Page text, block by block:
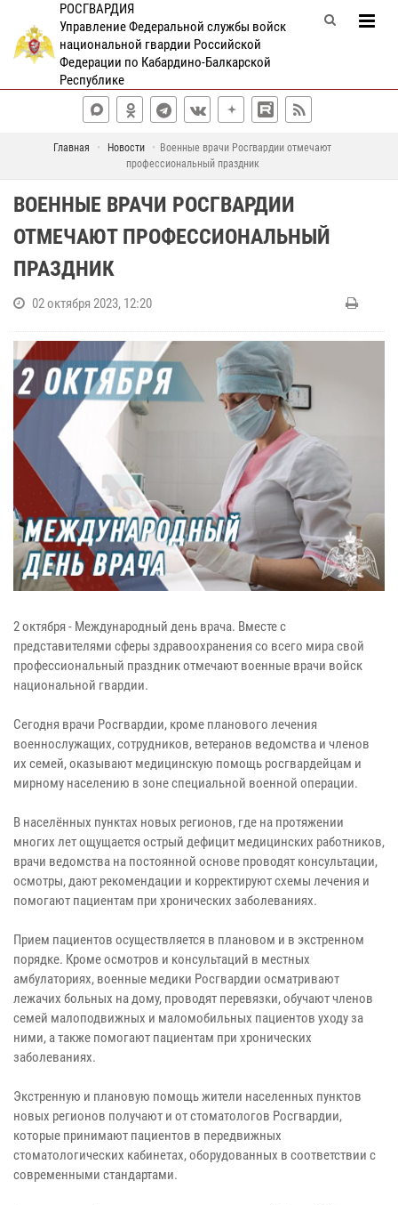
РОСГВАРДИЯ
Управление Федеральной службы войск
национальной гвардии Российской
Федерации по Кабардино-Балкарской
Республике
Главная Новости
Военные врачи Росгвардии отмечают
профессиональный праздник
ВОЕННЫЕ ВРАЧИ РОСГВАРДИИ
ОТМЕЧАЮТ ПРОФЕССИОНАЛЬНЫЙ
ПРАЗДНИК
02 октября 2023, 12:20
2 октября - Международный день врача. Вместе с
представителями сферы здравоохранения со всего мира свой
профессиональный праздник отмечают военные врачи войск
национальной гвардии.
Сегодня врачи Росгвардии, кроме планового лечения
военнослужащих, сотрудников, ветеранов ведомства и членов
их семей, оказывают медицинскую помощь росгвардейцам и
мирному населению в зоне специальной военной операции.
В населённых пунктах новых регионов, где на протяжении
многих лет ощущается острый дефицит медицинских работников,
врачи ведомства на постоянной основе проводят консультации,
осмотры, дают рекомендации и корректируют схемы лечения и
помогают пациентам при хронических заболеваниях.
Прием пациентов осуществляется в плановом и в экстренном
порядке. Кроме осмотров и консультаций в местных
амбулаториях, военные медики Росгвардии осматривают
лежачих больных на дому, проводят перевязки, обучают членов
семей малоподвижных и маломобильных пациентов уходу за
ними, а также помогают пациентам при хронических
заболеваниях.
Экстренную и плановую помощь жители населенных пунктов
новых регионов получают и от стоматологов Росгвардии,
которые принимают пациентов в передвижных
стоматологических кабинетах, оборудованных в соответствии с
современными стандартами.